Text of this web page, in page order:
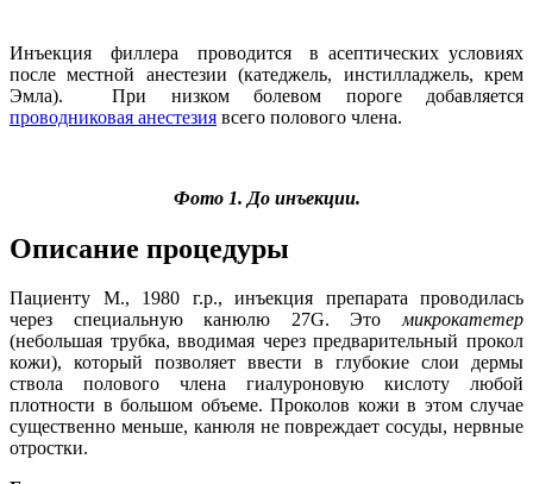
Инъекция филлера проводится в асептических условиях
после местной анестезии (катеджель, инстилладжель, крем
Эмла). При низком болевом пороге добавляется
проводниковая анестезия всего полового члена.
Фото 1. До инъекции.
Описание процедуры
Пациенту М., 1980 г.р., инъекция препарата проводилась
через специальную канюлю 27G. Этомикрокатетер
(небольшая трубка, вводимая через предварительный прокол
кожи), который позволяет ввести в глубокие слои дермы
ствола полового члена гиалуроновую кислоту любой
плотности в большом объеме. Проколов кожи в этом случае
существенно меньше, канюля не повреждает сосуды, нервные
отростки.